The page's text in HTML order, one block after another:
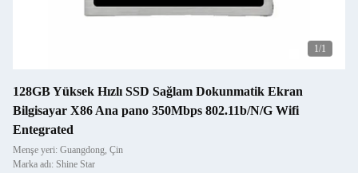
1/1
128GB Yüksek Hızlı SSD Sağlam Dokunmatik Ekran
Bilgisayar X86 Ana pano 350Mbps 802.11b/N/G Wifi
Entegrated
Menşe yeri: Guangdong, Çin
Marka adı: Shine Star